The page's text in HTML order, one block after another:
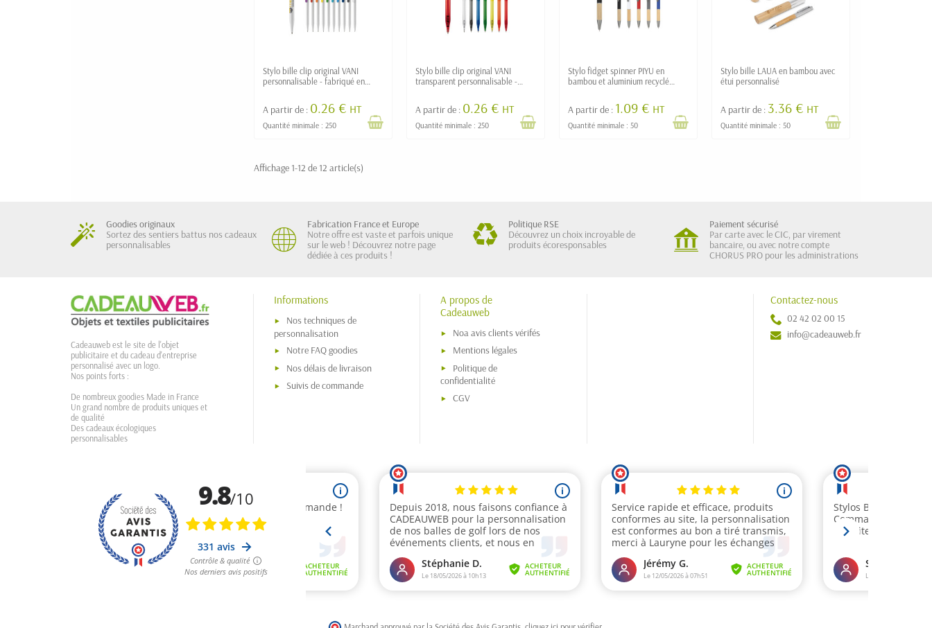
Stylo bille clip original VANI
personnalisable - fabriqué en
A partir de : 0.26 € HT
Quantité minimale : 250
Stylo bille clip original VANI
transparent personnalisable -
A partir de : 0.26 € HT
Quantité minimale : 250
Stylo fidget spinner PIYU en
bambou et aluminium recyclé
A partir de : 1.09 € HT
Quantité minimale : 50
Stylo bille LAUA en bambou avec
étui personnalisé
A partir de : 3.36 € HT
Quantité minimale : 50
Affichage 1-12 de 12 article(s)
Goodies originaux
Sortez des sentiers battus nos cadeaux
personnalisables
Fabrication France et Europe
Notre offre est vaste et parfois unique
sur le web ! Découvrez notre page
dédiée à ces produits !
Politique RSE
Découvrez un choix incroyable de
produits écoresponsables
Paiement sécurisé
Par carte avec le CIC, par virement
bancaire, ou avec notre compte
CHORUS PRO pour les administrations
Cadeauweb est le site de l'objet
publicitaire et du cadeau d'entreprise
personnalisé avec un logo.
Nos points forts :
De nombreux goodies Made in France
Un grand nombre de produits uniques et
de qualité
Des cadeaux écologiques
personnalisables
Informations
Nos techniques de
personnalisation
Notre FAQ goodies
Nos délais de livraison
Suivis de commande
A propos de
Cadeauweb
Noa avis clients vérifés
Mentions légales
Politique de
confidentialité
CGV
Contactez-nous
02 42 02 00 15
info@cadeauweb.fr